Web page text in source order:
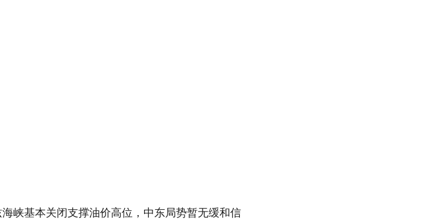
峡基本关闭支撑油价高位，中东局势暂无缓和信